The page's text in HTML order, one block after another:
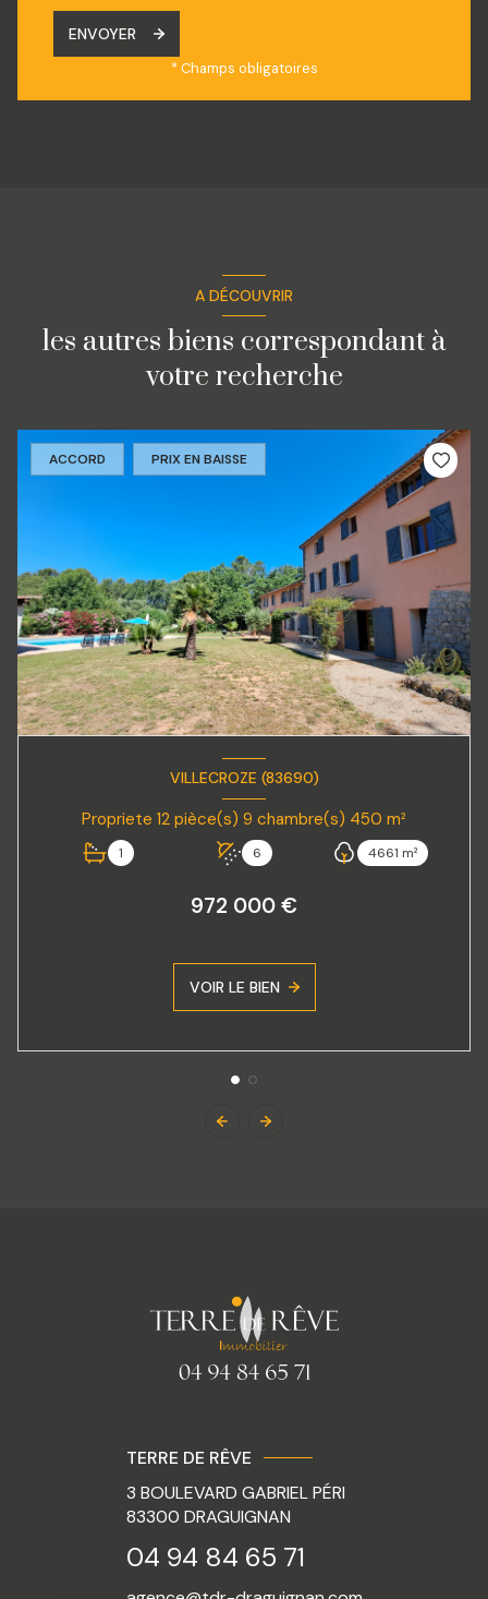
ENVOYER
* Champs obligatoires
A DÉCOUVRIR
les autres biens correspondant à
votre recherche
ACCORD PRIX EN BAISSE
VILLECROZE (83690)
Propriete 12 pièce(s) 9 chambre(s) 450 m²
1 6 4661 m²
972 000 €
VOIR LE BIEN
TERRE DE RÊVE
3 BOULEVARD GABRIEL PÉRI
83300 DRAGUIGNAN
04 94 84 65 71